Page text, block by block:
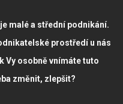
malé a střední podnikání.
prostředí u nás
Vy osobně vnímáte tuto
změnit, zlepšit?